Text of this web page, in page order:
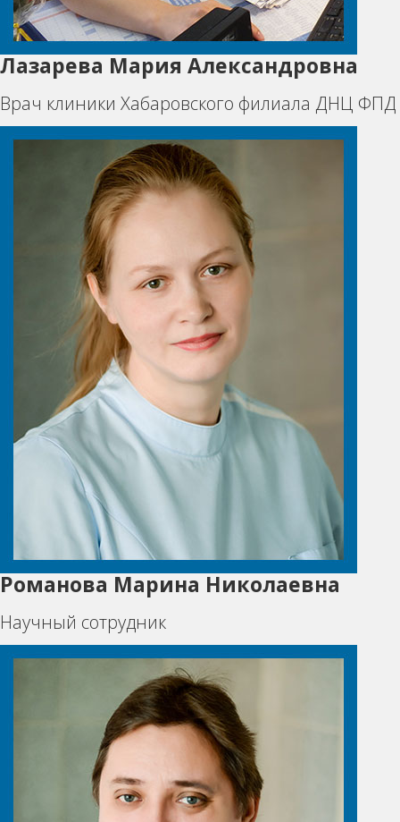
Лазарева Мария Александровна
Врач клиники Хабаровского филиала ДНЦ ФПД
Романова Марина Николаевна
Научный сотрудник